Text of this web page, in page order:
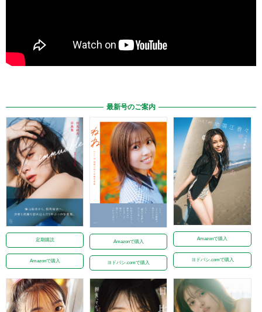
最新号のご案内
定期購読
Amazonで購入
Amazonで購入
ヨドバシ.comで購入
Amazonで購入
ヨドバシ.comで購入